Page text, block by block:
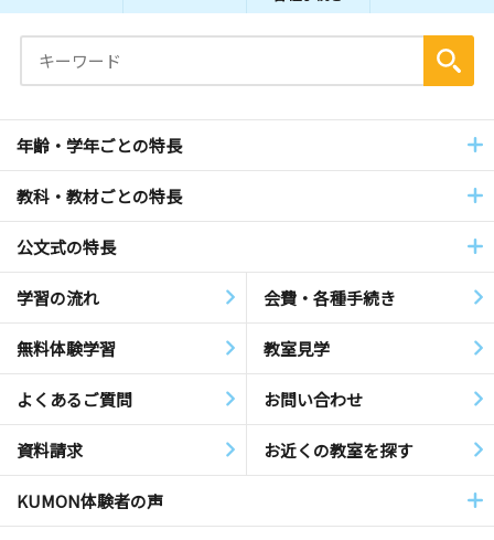
年齢・学年ごとの特長
教科・教材ごとの特長
公文式の特長
学習の流れ 会費・各種手続き
無料体験学習 教室見学
よくあるご質問 お問い合わせ
資料請求 お近くの教室を探す
KUMON体験者の声